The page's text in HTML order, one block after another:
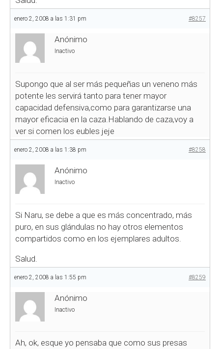
enero 2, 2008 a las 1:31 pm #8257
Anónimo
Inactivo
Supongo que al ser más pequeñas un veneno más
potente les servirá tanto para tener mayor
capacidad defensiva,como para garantizarse una
mayor eficacia en la caza.Hablando de caza,voy a
ver si comen los eubles jeje
enero 2, 2008 a las 1:38 pm #8258
Anónimo
Inactivo
Si Naru, se debe a que es más concentrado, más
puro, en sus glándulas no hay otros elementos
compartidos como en los ejemplares adultos.
Salud.
enero 2, 2008 a las 1:55 pm #8259
Anónimo
Inactivo
Ah, ok, esque yo pensaba que como sus presas